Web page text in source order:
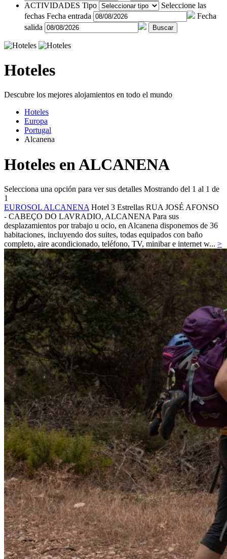
ACTIVIDADES Tipo
Seleccione las
fechas Fecha entrada
Fecha
salida
Buscar
Hoteles
Descubre los mejores alojamientos en todo el mundo
Hoteles
Europa
Portugal
Alcanena
Hoteles en ALCANENA
Selecciona una opción para ver sus detalles Mostrando del 1 al 1 de
1
EUROSOL ALCANENA Hotel 3 Estrellas RUA JOSÉ AFONSO
- CABEÇO DO LAVRADIO, ALCANENA Para sus
desplazamientos por trabajo u ocio, en Alcanena disponemos de 36
habitaciones, incluyendo dos suites, todas equipados con baño
completo, aire acondicionado, teléfono, TV, minibar e internet w... >